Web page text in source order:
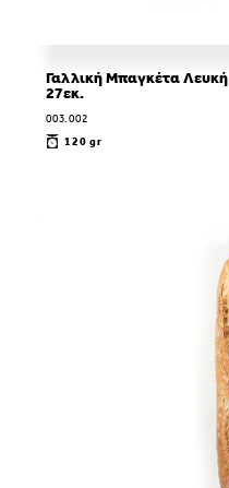
Γαλλική Μπαγκέτα Λευκή
27εκ.
003.002
120 gr